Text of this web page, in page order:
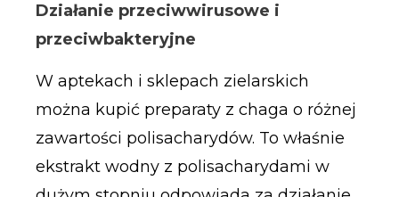
Działanie przeciwwirusowe i
przeciwbakteryjne
W aptekach i sklepach zielarskich
można kupić preparaty z chaga o różnej
zawartości polisacharydów. To właśnie
ekstrakt wodny z polisacharydami w